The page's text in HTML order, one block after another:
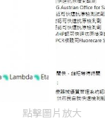
點擊圖片放大